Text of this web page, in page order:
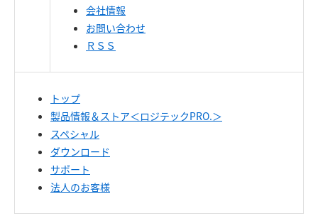
会社情報
お問い合わせ
ＲＳＳ
トップ
製品情報＆ストア＜ロジテックPRO.＞
スペシャル
ダウンロード
サポート
法人のお客様